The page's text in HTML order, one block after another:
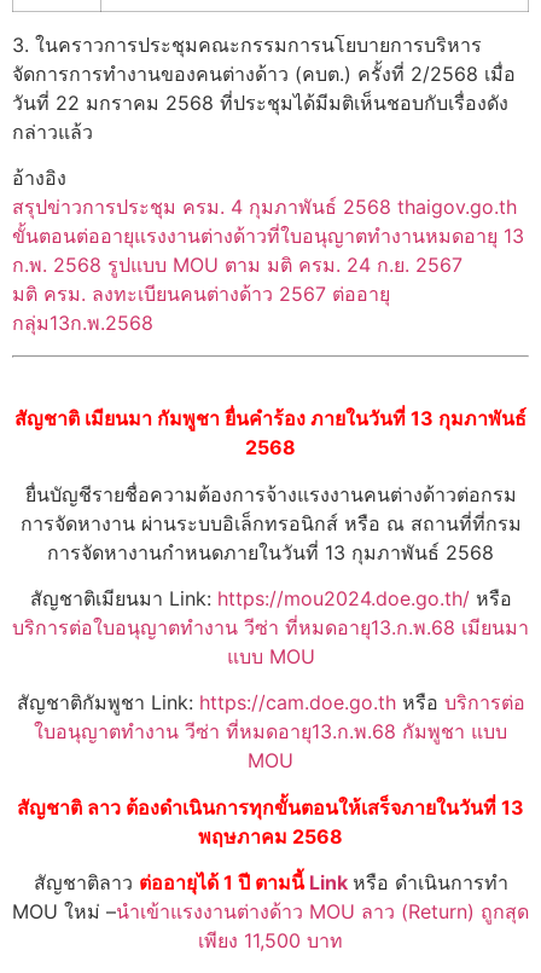
3. ในคราวการประชุมคณะกรรมการนโยบายการบริหาร
จัดการการทำงานของคนต่างด้าว (คบต.) ครั้งที่ 2/2568 เมื่อ
วันที่ 22 มกราคม 2568 ที่ประชุมได้มีมติเห็นชอบกับเรื่องดัง
กล่าวแล้ว
อ้างอิง
สรุปข่าวการประชุม ครม. 4 กุมภาพันธ์ 2568 thaigov.go.th
ขั้นตอนต่ออายุแรงงานต่างด้าวที่ใบอนุญาตทำงานหมดอายุ 13
ก.พ. 2568 รูปแบบ MOU ตาม มติ ครม. 24 ก.ย. 2567
มติ ครม. ลงทะเบียนคนต่างด้าว 2567 ต่ออายุ
กลุ่ม13ก.พ.2568
สัญชาติ เมียนมา กัมพูชา ยื่นคำร้อง ภายในวันที่ 13 กุมภาพันธ์
2568
ยื่นบัญชีรายชื่อความต้องการจ้างแรงงานคนต่างด้าวต่อกรม
การจัดหางาน ผ่านระบบอิเล็กทรอนิกส์ หรือ ณ สถานที่ที่กรม
การจัดหางานกำหนดภายในวันที่ 13 กุมภาพันธ์ 2568
สัญชาติเมียนมา Link: https://mou2024.doe.go.th/หรือ
บริการต่อใบอนุญาตทำงาน วีซ่า ที่หมดอายุ13.ก.พ.68 เมียนมา
แบบ MOU
สัญชาติกัมพูชา Link: https://cam.doe.go.thหรือ บริการต่อ
ใบอนุญาตทำงาน วีซ่า ที่หมดอายุ13.ก.พ.68 กัมพูชา แบบ
MOU
สัญชาติ ลาว ต้องดำเนินการทุกขั้นตอนให้เสร็จภายในวันที่ 13
พฤษภาคม 2568
สัญชาติลาว ต่ออายุได้ 1 ปี ตามนี้ Link หรือ ดำเนินการทำ
MOU ใหม่ –นำเข้าแรงงานต่างด้าว MOU ลาว (Return) ถูกสุด
เพียง 11,500 บาท